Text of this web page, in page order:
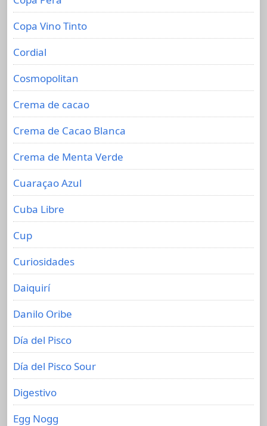
Copa Vino Tinto
Cordial
Cosmopolitan
Crema de cacao
Crema de Cacao Blanca
Crema de Menta Verde
Cuaraçao Azul
Cuba Libre
Cup
Curiosidades
Daiquirí
Danilo Oribe
Día del Pisco
Día del Pisco Sour
Digestivo
Egg Nogg